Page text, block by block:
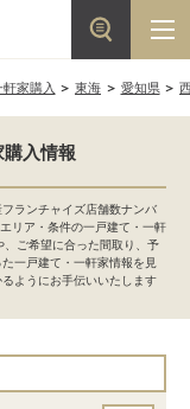
家購入 東海 愛知県
入情報
ランチャイズ店舗数ナンバ
リア・条件の一戸建て・一軒
ご希望に合った間取り、予
一戸建て・一軒家情報を見
ようにお手伝いいたします